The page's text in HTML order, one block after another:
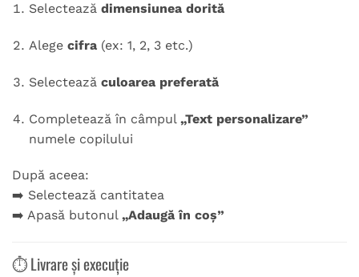
Selectează dimensiunea dorită
Alege cifra(ex: 1, 2, 3 etc.)
Selectează culoarea preferată
Completează în câmpul „Text personalizare”
numele copilului
După aceea:
➡️ Selectează cantitatea
➡️ Apasă butonul „Adaugă în coș”
⏱️ Livrare și execuție